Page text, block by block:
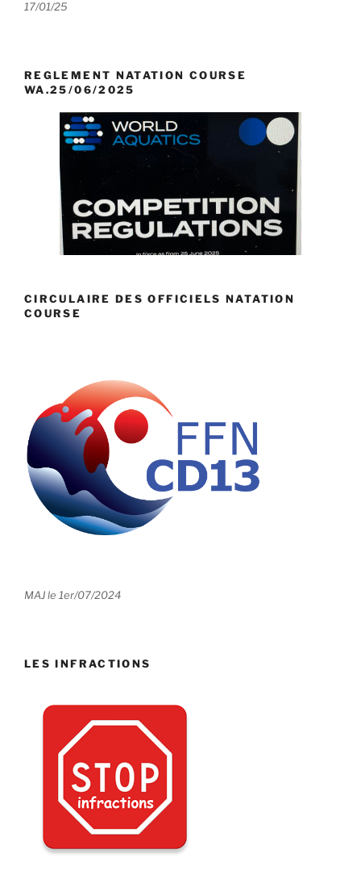
17/01/25
REGLEMENT NATATION COURSE
WA.25/06/2025
CIRCULAIRE DES OFFICIELS NATATION
COURSE
MAJ le 1er/07/2024
LES INFRACTIONS